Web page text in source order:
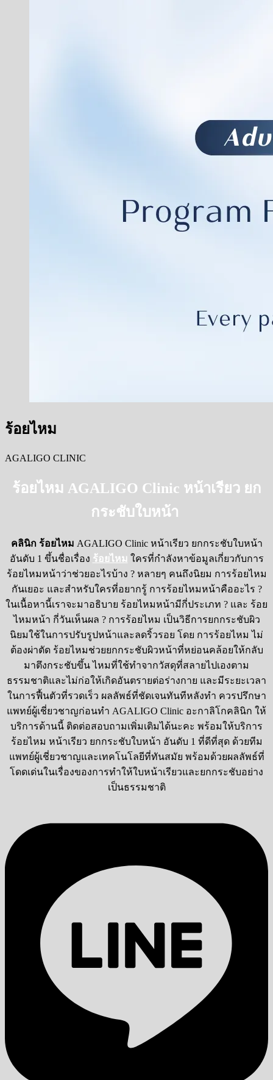
ร้อยไหม
AGALIGO CLINIC
ร้อยไหม AGALIGO Clinic หน้าเรียว ยก
กระชับใบหน้า
คลินิก ร้อยไหม AGALIGO Clinic หน้าเรียว ยกกระชับใบหน้า
อันดับ 1 ขึ้นชื่อเรื่อง ร้อยไหม ใครที่กำลังหาข้อมูลเกี่ยวกับการ
ร้อยไหมหน้าว่าช่วยอะไรบ้าง ?หลายๆ คนถึงนิยม การร้อยไหม
กันเยอะ และสำหรับใครที่อยากรู้ การร้อยไหมหน้าคืออะไร ?
ในเนื้อหานี้เราจะมาอธิบาย ร้อยไหมหน้ามีกี่ประเภท ? และ ร้อย
ไหมหน้า กี่วันเห็นผล ?การร้อยไหม เป็นวิธีการยกกระชับผิว
นิยมใช้ในการปรับรูปหน้าและลดริ้วรอย โดย การร้อยไหม ไม่
ต้องผ่าตัด ร้อยไหมช่วยยกกระชับผิวหน้าที่หย่อนคล้อยให้กลับ
มาตึงกระชับขึ้น ไหมที่ใช้ทำจากวัสดุที่สลายไปเองตาม
ธรรมชาติและไม่ก่อให้เกิดอันตรายต่อร่างกาย และมีระยะเวลา
ในการฟื้นตัวที่รวดเร็ว ผลลัพธ์ที่ชัดเจนทันทีหลังทำ ควรปรึกษา
แพทย์ผู้เชี่ยวชาญก่อนทำ AGALIGO Clinic อะกาลิโกคลินิก ให้
บริการด้านนี้ ติดต่อสอบถามเพิ่มเติมได้นะคะ พร้อมให้บริการ
ร้อยไหม หน้าเรียว ยกกระชับใบหน้า อันดับ 1 ที่ดีที่สุด ด้วยทีม
แพทย์ผู้เชี่ยวชาญและเทคโนโลยีที่ทันสมัย พร้อมด้วยผลลัพธ์ที่
โดดเด่นในเรื่องของการทำให้ใบหน้าเรียวและยกกระชับอย่าง
เป็นธรรมชาติ